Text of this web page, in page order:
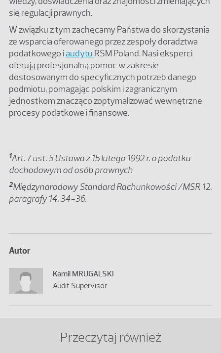
się regulacji prawnych.
W związku z tym zachęcamy Państwa do skorzystania
ze wsparcia oferowanego przez zespoły doradztwa
podatkowego iaudytu RSM Poland. Nasi eksperci
oferują profesjonalną pomoc w zakresie
dostosowanym do specyficznych potrzeb danego
podmiotu, pomagając polskim i zagranicznym
jednostkom znacząco zoptymalizować wewnętrzne
procesy podatkowe i finansowe.
1Art. 7 ust. 5 Ustawa z 15 lutego 1992 r. o podatku
dochodowym od osób prawnych
2Międzynarodowy Standard Rachunkowości /MSR 12,
paragrafy 14, 34-36.
Autor
Kamil MRUGALSKI
Audit Supervisor
Przeczytaj również